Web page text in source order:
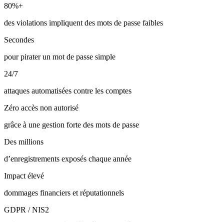
80%+
des violations impliquent des mots de passe faibles
Secondes
pour pirater un mot de passe simple
24/7
attaques automatisées contre les comptes
Zéro accès non autorisé
grâce à une gestion forte des mots de passe
Des millions
d’enregistrements exposés chaque année
Impact élevé
dommages financiers et réputationnels
GDPR / NIS2